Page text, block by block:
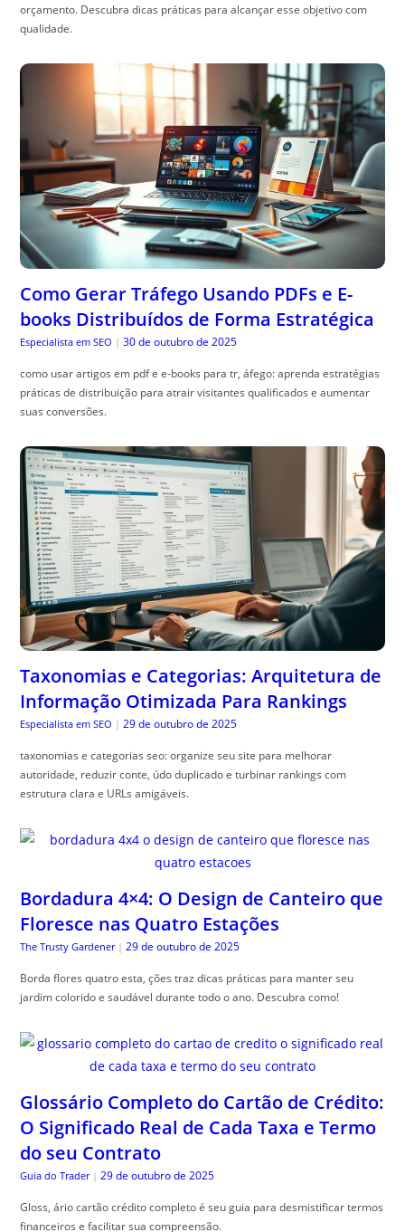
orçamento. Descubra dicas práticas para alcançar esse objetivo com
qualidade.
Como Gerar Tráfego Usando PDFs e E-
books Distribuídos de Forma Estratégica
Especialista em SEO | 30 de outubro de 2025
como usar artigos em pdf e e-books para tr, áfego: aprenda estratégias
práticas de distribuição para atrair visitantes qualificados e aumentar
suas conversões.
Taxonomias e Categorias: Arquitetura de
Informação Otimizada Para Rankings
Especialista em SEO | 29 de outubro de 2025
taxonomias e categorias seo: organize seu site para melhorar
autoridade, reduzir conte, údo duplicado e turbinar rankings com
estrutura clara e URLs amigáveis.
Bordadura 4×4: O Design de Canteiro que
Floresce nas Quatro Estações
The Trusty Gardener | 29 de outubro de 2025
Borda flores quatro esta, ções traz dicas práticas para manter seu
jardim colorido e saudável durante todo o ano. Descubra como!
Glossário Completo do Cartão de Crédito:
O Significado Real de Cada Taxa e Termo
do seu Contrato
Guia do Trader | 29 de outubro de 2025
Gloss, ário cartão crédito completo é seu guia para desmistificar termos
financeiros e facilitar sua compreensão.